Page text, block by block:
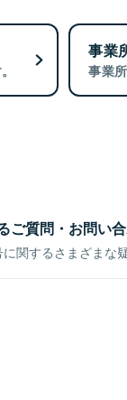
事業
事業
ご質問・お問い
関するさまざまな